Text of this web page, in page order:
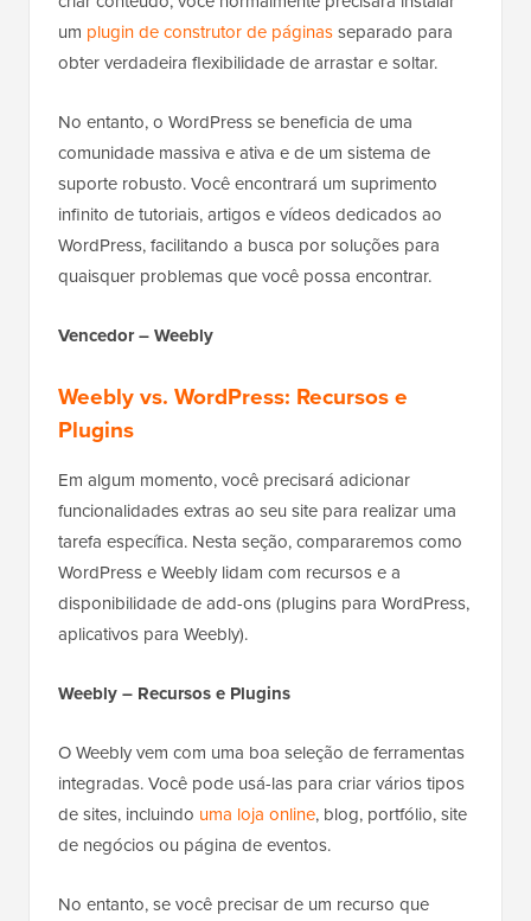
um plugin de construtor de páginasseparado para
obter verdadeira flexibilidade de arrastar e soltar.
No entanto, o WordPress se beneficia de uma
comunidade massiva e ativa e de um sistema de
suporte robusto. Você encontrará um suprimento
infinito de tutoriais, artigos e vídeos dedicados ao
WordPress, facilitando a busca por soluções para
quaisquer problemas que você possa encontrar.
Vencedor – Weebly
Weebly vs. WordPress: Recursos e
Plugins
Em algum momento, você precisará adicionar
funcionalidades extras ao seu site para realizar uma
tarefa específica. Nesta seção, compararemos como
WordPress e Weebly lidam com recursos e a
disponibilidade de add-ons (plugins para WordPress,
aplicativos para Weebly).
Weebly – Recursos e Plugins
O Weebly vem com uma boa seleção de ferramentas
integradas. Você pode usá-las para criar vários tipos
de sites, incluindo uma loja online, blog, portfólio, site
de negócios ou página de eventos.
No entanto, se você precisar de um recurso que